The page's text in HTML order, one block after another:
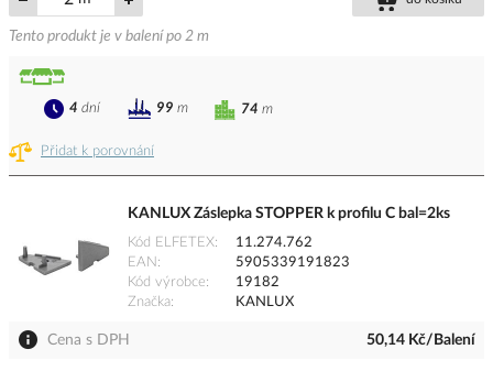
Tento produkt je v balení po 2 m
Přidat k porovnání
74 m
4 dní 99 m
KANLUX Záslepka STOPPER k profilu C bal=2ks
Kód ELFETEX
11.274.762
EAN
5905339191823
Kód výrobce
19182
Značka
KANLUX
Cena s DPH 50,14 Kč/Balení